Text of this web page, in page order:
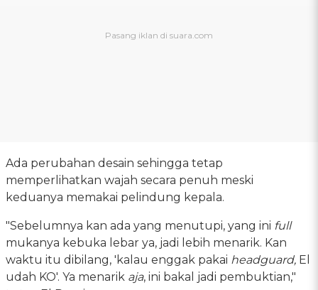
Ada perubahan desain sehingga tetap
memperlihatkan wajah secara penuh meski
keduanya memakai pelindung kepala.
"Sebelumnya kan ada yang menutupi, yang ini full
mukanya kebuka lebar ya, jadi lebih menarik. Kan
waktu itu dibilang, 'kalau enggak pakai headguard, El
udah KO'. Ya menarik aja, ini bakal jadi pembuktian,"